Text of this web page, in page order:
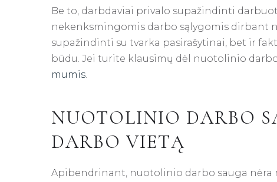
Be to, darbdaviai privalo supažindinti
nekenksmingomis darbo sąlygomis
supažindinti su tvarka pasirašytinai, bet ir
būdu. Jei turite klausimų dėl nuotolinio
mumis.
NUOTOLINIO DARBO
DARBO VIETĄ
Apibendrinant, nuotolinio darbo sauga